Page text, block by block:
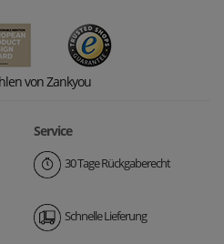
Service
30 Tage Rückgaberecht
Schnelle Lieferung